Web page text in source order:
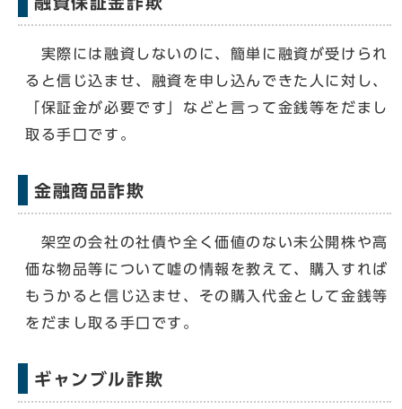
実際には融資しないのに、簡単に融資が受けられ
ると信じ込ませ、融資を申し込んできた人に対し、
「保証金が必要です」などと言って金銭等をだまし
取る手口です。
金融商品詐欺
架空の会社の社債や全く価値のない未公開株や高
価な物品等について嘘の情報を教えて、購入すれば
もうかると信じ込ませ、その購入代金として金銭等
をだまし取る手口です。
ギャンブル詐欺